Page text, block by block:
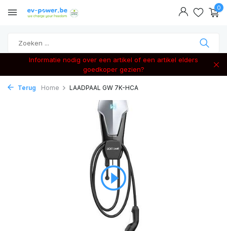
0
Informatie nodig over een artikel of een artikel elders
goedkoper gezien?
Terug Home LAADPAAL GW 7K-HCA